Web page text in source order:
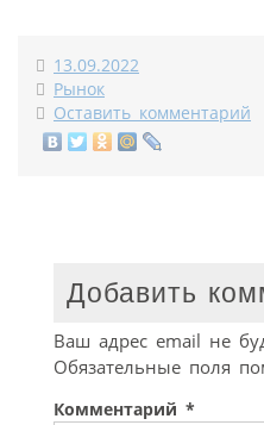
13.09.2022
Рынок
Оставить комментарий
Добавить
Ваш адрес email не
Обязательные поля
Комментарий *